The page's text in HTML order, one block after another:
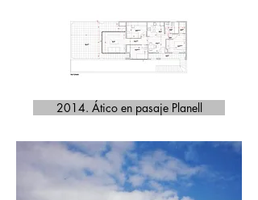
2014. Ático en pasaje Planell